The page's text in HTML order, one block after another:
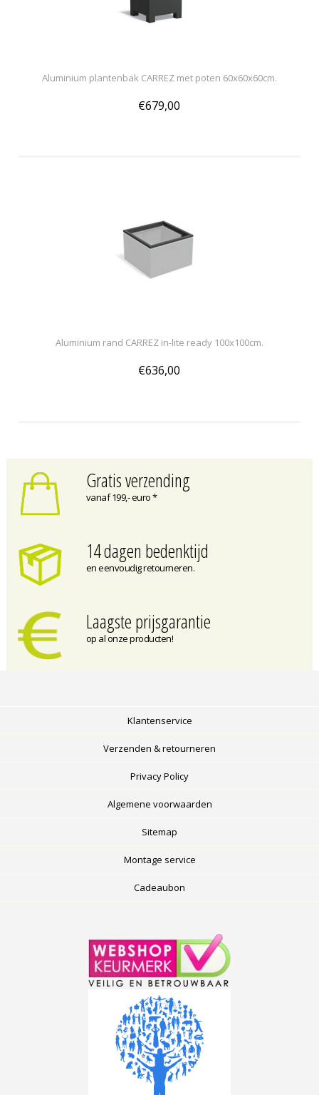
Aluminium plantenbak CARREZ met poten 60x60x60cm.
€679,00
Aluminium rand CARREZ in-lite ready 100x100cm.
€636,00
Gratis verzending
vanaf 199,- euro *
14 dagen bedenktijd
en eenvoudig retourneren.
Laagste prijsgarantie
op al onze producten!
Klantenservice
Verzenden & retourneren
Privacy Policy
Algemene voorwaarden
Sitemap
Montage service
Cadeaubon